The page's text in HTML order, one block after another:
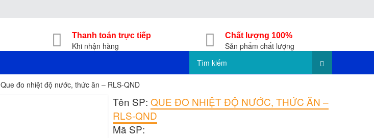
Thanh toán trực tiếp
Khi nhận hàng
Chất lượng 100%
Sản phẩm chất lượng
Que đo nhiệt độ nước, thức ăn – RLS-QND
Tên SP: QUE ĐO NHIỆT ĐỘ NƯỚC, THỨC ĂN –
RLS-QND
Mã SP: